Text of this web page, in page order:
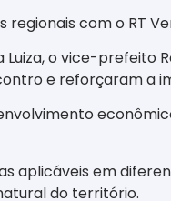
com o RT
o vice-prefeito
e reforçaram a
aplicáveis em
do território.